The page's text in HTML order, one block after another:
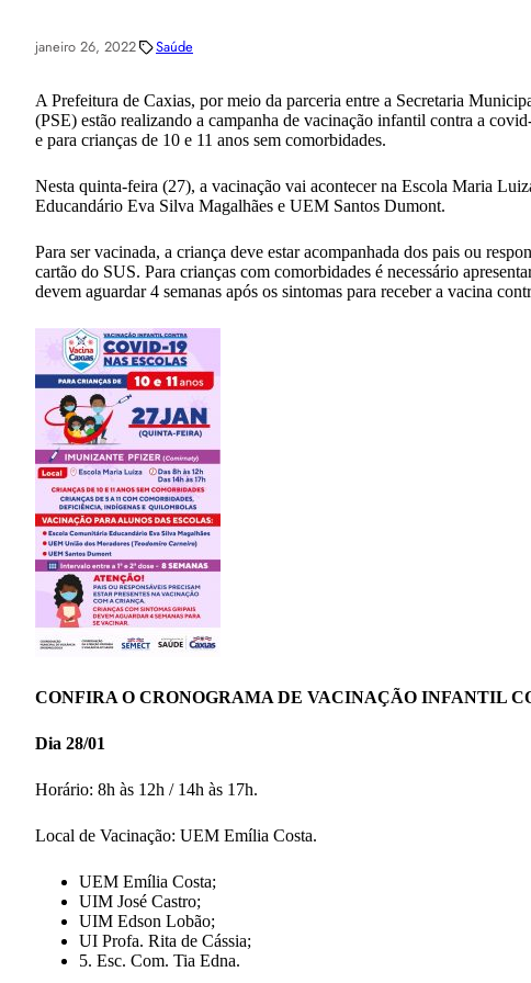
janeiro 26, 2022 Saúde
A Prefeitura de Caxias, por meio da parceria entre a Secretaria
(PSE) estão realizando a campanha de vacinação infantil contra a
e para crianças de 10 e 11 anos sem comorbidades.
Nesta quinta-feira (27), a vacinação vai acontecer na Escola Maria
Educandário Eva Silva Magalhães e UEM Santos Dumont.
Para ser vacinada, a criança deve estar acompanhada dos pais ou
cartão do SUS. Para crianças com comorbidades é necessário
devem aguardar 4 semanas após os sintomas para receber a vacina
CONFIRA O CRONOGRAMA DE VACINAÇÃO INFANTIL
Dia 28/01
Horário: 8h às 12h / 14h às 17h.
Local de Vacinação: UEM Emília Costa.
UEM Emília Costa;
UIM José Castro;
UIM Edson Lobão;
UI Profa. Rita de Cássia;
5. Esc. Com. Tia Edna.